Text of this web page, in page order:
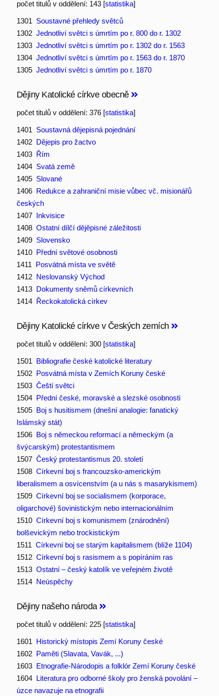
počet titulů v oddělení: 143 [statistika]
1301 Soustavné přehledy světců
1302 Jednotliví světci s úmrtím po r. 800 do r. 1302
1303 Jednotliví světci s úmrtím po r. 1302 do r. 1563
1304 Jednotliví světci s úmrtím po r. 1563 do r. 1870
1305 Jednotliví světci s úmrtím po r. 1870
Dějiny Katolické církve obecně
počet titulů v oddělení: 376 [statistika]
1401 Soustavná dějepisná pojednání
1402 Dějepis pro žactvo
1403 Řím
1404 Svatá země
1405 Slované
1406 Redukce a zahraniční misie vůbec vč. misionářů
českých
1407 Inkvisice
1408 Ostatní dílčí dějěpisné záležitosti
1409 Slovensko
1410 Přední světové osobnosti
1411 Posvátná místa ve světě
1412 Neslovanský Východ
1413 Dokumenty sněmů církevních
1414 Řeckokatolická církev
Dějiny Katolické církve v Českých zemích
počet titulů v oddělení: 300 [statistika]
1501 Bibliografie české katolické literatury
1502 Posvátná místa v Zemích Koruny české
1503 Čeští světci
1504 Přední české, moravské a slezské osobnosti
1505 Boj s husitismem (dnešní analogie: fanatický
Islámský stát)
1506 Boj s německou reformací a německým (a
švýcarským) protestantismem
1507 Český protestantismus 20. století
1508 Církevní boj s francouzsko-americkým
liberalismem a osvícenstvím (a u nás s masarykismem)
1509 Církevní boj se socialismem (korporace,
oligarchové) šovinistickým nebo internacionálním
1510 Církevní boj s komunismem (znárodnění)
bolševickým nebo trockistickým
1511 Církevní boj se starým kapitalismem (blíže 1104)
1512 Církevní boj s rasismem a s popíráním ras
1513 Ostatní – český katolík ve veřejném životě
1514 Neúspěchy
Dějiny našeho národa
počet titulů v oddělení: 225 [statistika]
1601 Historický místopis Zemí Koruny české
1602 Paměti (Slavata, Vavák, ...)
1603 Etnografie-Národopis a folklór Zemí Koruny české
1604 Literatura pro odborné školy pro ženská povolání –
úzce navazuje na etnografii